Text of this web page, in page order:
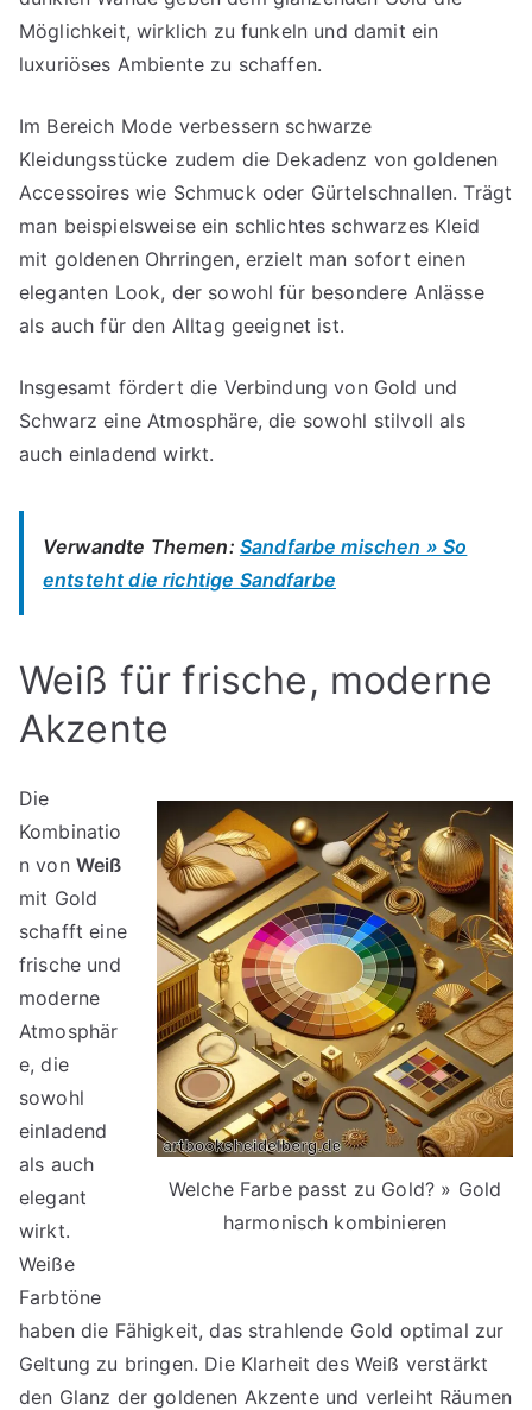
Möglichkeit, wirklich zu funkeln und damit ein
luxuriöses Ambiente zu schaffen.
Im Bereich Mode verbessern schwarze
Kleidungsstücke zudem die Dekadenz von goldenen
Accessoires wie Schmuck oder Gürtelschnallen. Trägt
man beispielsweise ein schlichtes schwarzes Kleid
mit goldenen Ohrringen, erzielt man sofort einen
eleganten Look, der sowohl für besondere Anlässe
als auch für den Alltag geeignet ist.
Insgesamt fördert die Verbindung von Gold und
Schwarz eine Atmosphäre, die sowohl stilvoll als
auch einladend wirkt.
Verwandte Themen: Sandfarbe mischen » So
entsteht die richtige Sandfarbe
Weiß für frische, moderne
Akzente
Welche Farbe passt zu Gold? » Gold
harmonisch kombinieren
Die
Kombinatio
n von Weiß
mit Gold
schafft eine
frische und
moderne
Atmosphär
e, die
sowohl
einladend
als auch
elegant
wirkt.
Weiße
Farbtöne
haben die Fähigkeit, das strahlende Gold optimal zur
Geltung zu bringen. Die Klarheit des Weiß verstärkt
den Glanz der goldenen Akzente und verleiht Räumen